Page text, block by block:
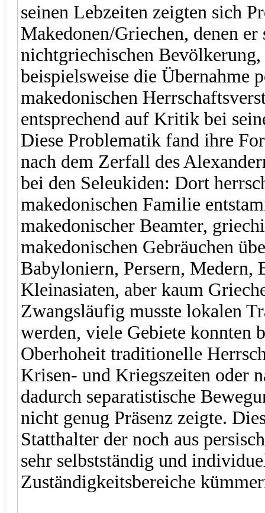
seinen Lebzeiten zeigten sich
Makedonen/Griechen, denen
nichtgriechischen
beispielsweise die Übernahme
makedonischen
entsprechend auf Kritik bei
Diese Problematik fand ihre
nach dem Zerfall des
bei den Seleukiden: Dort
makedonischen Familie
makedonischer Beamter,
makedonischen Gebräuchen
Babyloniern, Persern, Medern,
Kleinasiaten, aber kaum
Zwangsläufig musste lokalen
werden, viele Gebiete konnten
Oberhoheit traditionelle
Krisen- und Kriegszeiten oder
dadurch separatistische
nicht genug Präsenz zeigte.
Statthalter der noch aus
sehr selbstständig und
Zuständigkeitsbereiche